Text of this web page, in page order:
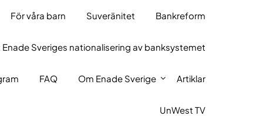
För våra barn Suveränitet Bankreform
Sveriges nationalisering av banksystemet
FAQ Om Enade Sverige Artiklar
UnWest TV